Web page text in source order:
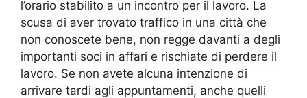
l’orario stabilito a un incontro per il lavoro. La
scusa di aver trovato traffico in una città che
non conoscete bene, non regge davanti a degli
importanti soci in affari e rischiate di perdere il
lavoro. Se non avete alcuna intenzione di
arrivare tardi agli appuntamenti, anche quelli